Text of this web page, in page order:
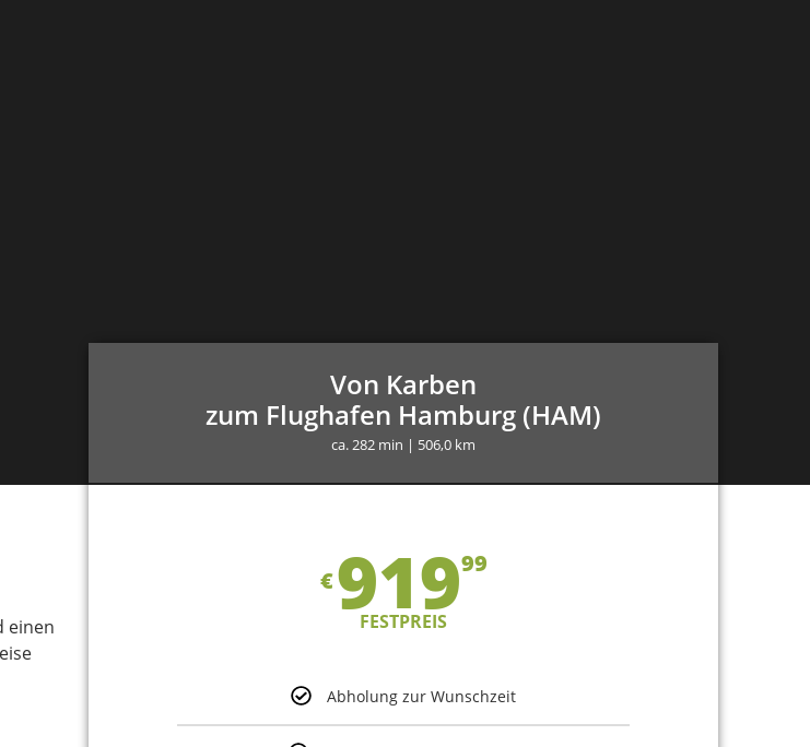
einen
Von Karben
zum Flughafen Hamburg (HAM)
ca. 282 min | 506,0 km
€91999
FESTPREIS
Abholung zur Wunschzeit